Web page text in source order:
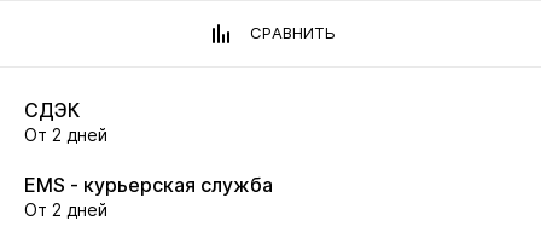
СРАВНИТЬ
СДЭК
От 2 дней
EMS - курьерская служба
От 2 дней